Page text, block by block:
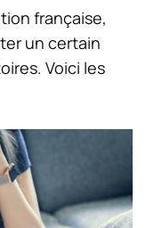
française,
un certain
Voici les